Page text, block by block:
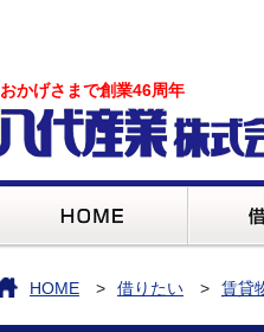
おかげさまで創業46周年
HOME 借りたい 賃貸